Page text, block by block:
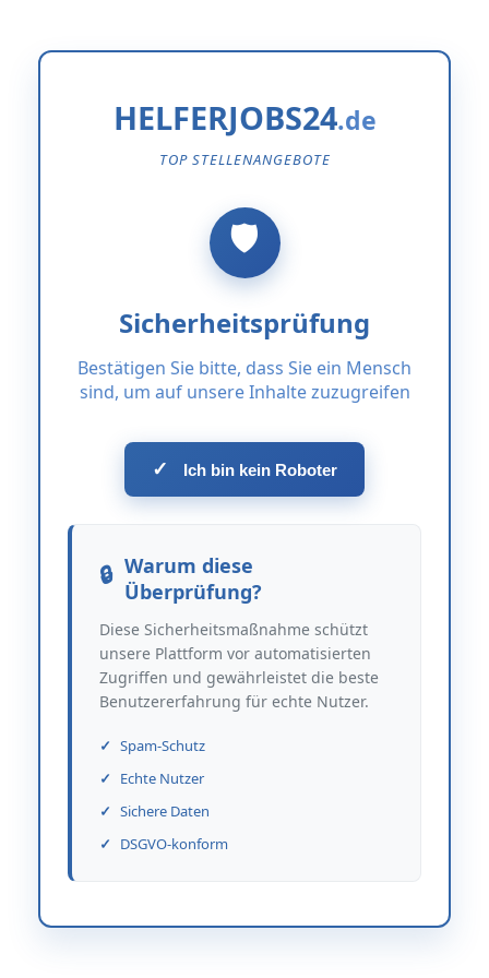
HELFERJOBS24
TOP STELLENANGEBOTE
Sicherheitsprüfung
Bestätigen Sie bitte, dass Sie ein Mensch
sind, um auf unsere Inhalte zuzugreifen
✓ Ich bin kein Roboter
Warum diese
Überprüfung?
Diese Sicherheitsmaßnahme schützt
unsere Plattform vor automatisierten
Zugriffen und gewährleistet die beste
Benutzererfahrung für echte Nutzer.
Spam-Schutz
Echte Nutzer
Sichere Daten
DSGVO-konform